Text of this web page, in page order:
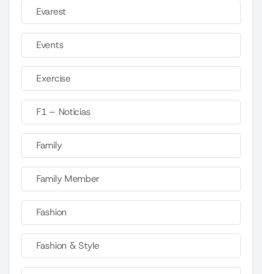
Evarest
Events
Exercise
F1 – Noticias
Family
Family Member
Fashion
Fashion & Style